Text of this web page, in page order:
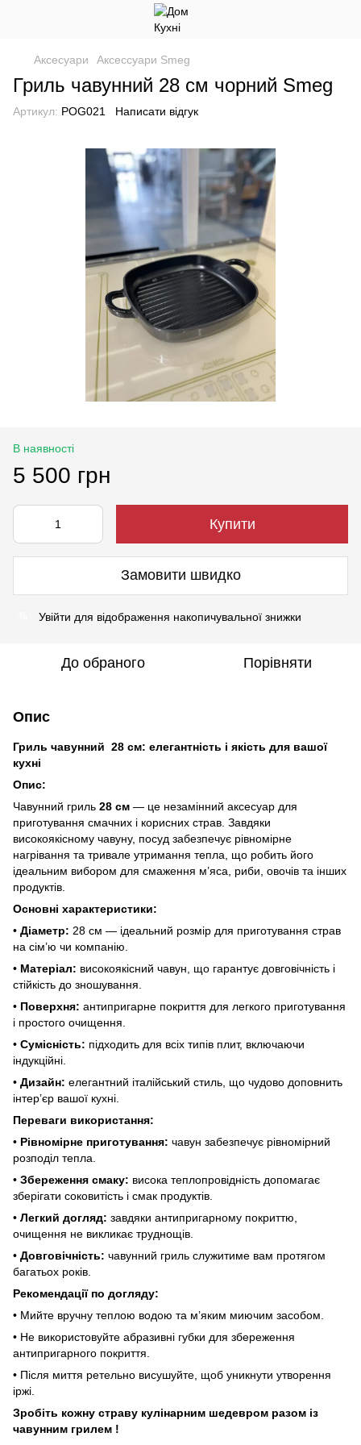
Аксесуари Аксессуари Smeg
Гриль чавунний 28 см чорний Smeg
Артикул: POG021 Написати відгук
В наявності
5 500 грн
Купити
Замовити швидко
Увійти для відображення накопичувальної знижки
До обраного Порівняти
Опис
Гриль чавунний 28 см: елегантність і якість для вашої
кухні
Опис:
Чавунний гриль 28 см — це незамінний аксесуар для
приготування смачних і корисних страв. Завдяки
високоякісному чавуну, посуд забезпечує рівномірне
нагрівання та тривале утримання тепла, що робить його
ідеальним вибором для смаження м’яса, риби, овочів та інших
продуктів.
Основні характеристики:
• Діаметр: 28 см — ідеальний розмір для приготування страв
на сім’ю чи компанію.
• Матеріал: високоякісний чавун, що гарантує довговічність і
стійкість до зношування.
• Поверхня: антипригарне покриття для легкого приготування
і простого очищення.
• Сумісність: підходить для всіх типів плит, включаючи
індукційні.
• Дизайн: елегантний італійський стиль, що чудово доповнить
інтер’єр вашої кухні.
Переваги використання:
• Рівномірне приготування: чавун забезпечує рівномірний
розподіл тепла.
• Збереження смаку: висока теплопровідність допомагає
зберігати соковитість і смак продуктів.
• Легкий догляд: завдяки антипригарному покриттю,
очищення не викликає труднощів.
• Довговічність: чавунний гриль служитиме вам протягом
багатьох років.
Рекомендації по догляду:
• Мийте вручну теплою водою та м’яким миючим засобом.
• Не використовуйте абразивні губки для збереження
антипригарного покриття.
• Після миття ретельно висушуйте, щоб уникнути утворення
іржі.
Зробіть кожну страву кулінарним шедевром разом із
чавунним грилем !